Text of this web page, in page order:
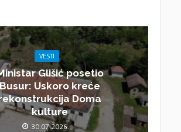
VESTI
Glišić posetio
Busur: Uskoro kreće
Doma
kulture
30.07.2026.